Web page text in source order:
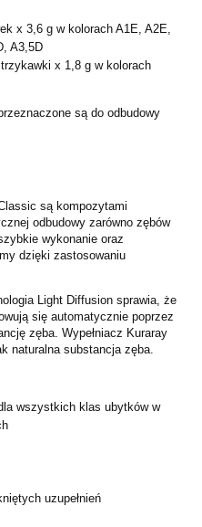
x 3,6 g w kolorach A1E, A2E,
A3,5D
x 1,8 g w kolorach
są do odbudowy
są kompozytami
odbudowy zarówno zębów
wykonanie oraz
dzięki zastosowaniu
Light Diffusion sprawia, że
się automatycznie poprzez
zęba. Wypełniacz Kuraray
naturalna substancja zęba.
wszystkich klas ubytków w
uzupełnień